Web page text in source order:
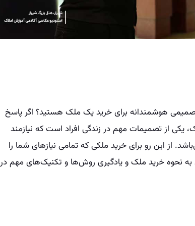
هوشمندانه برای خرید یک ملک هستید؟ اگر پاسخ
یکی از تصمیمات مهم در زندگی افراد است که نیازمند
از این رو برای خرید ملکی که تمامی نیازهای شما را
به نحوه خرید ملک و یادگیری روش‌‌ها و تکنیک‌‌های مهم در